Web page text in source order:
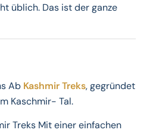
üblich. Das ist der ganze
Ab Kashmir Treks, gegründet
Kaschmir- Tal.
Treks Mit einer einfachen